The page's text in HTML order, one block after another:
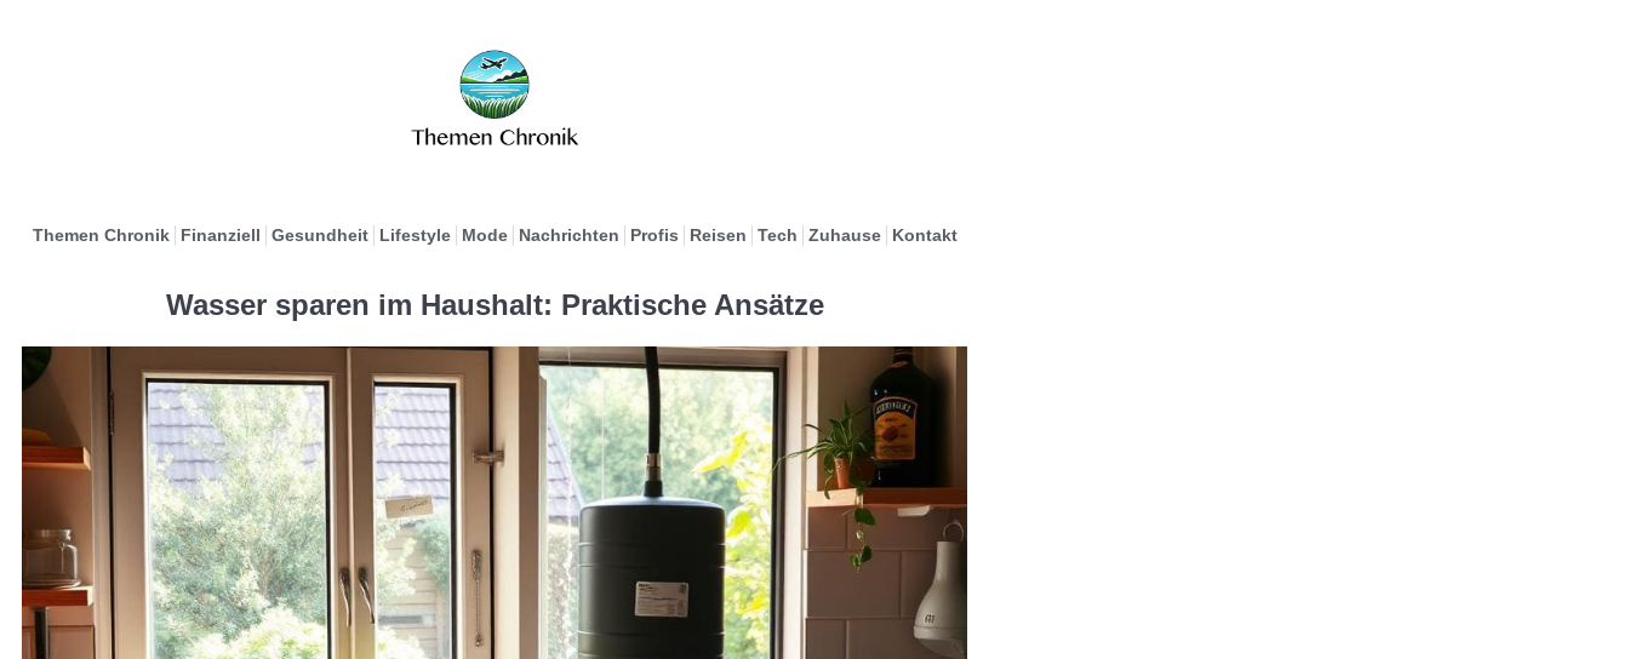
Themen Chronik Finanziell Gesundheit Lifestyle Mode Nachrichten Profis Reisen Tech Zuhause Kontakt
Wasser sparen im Haushalt: Praktische Ansätze